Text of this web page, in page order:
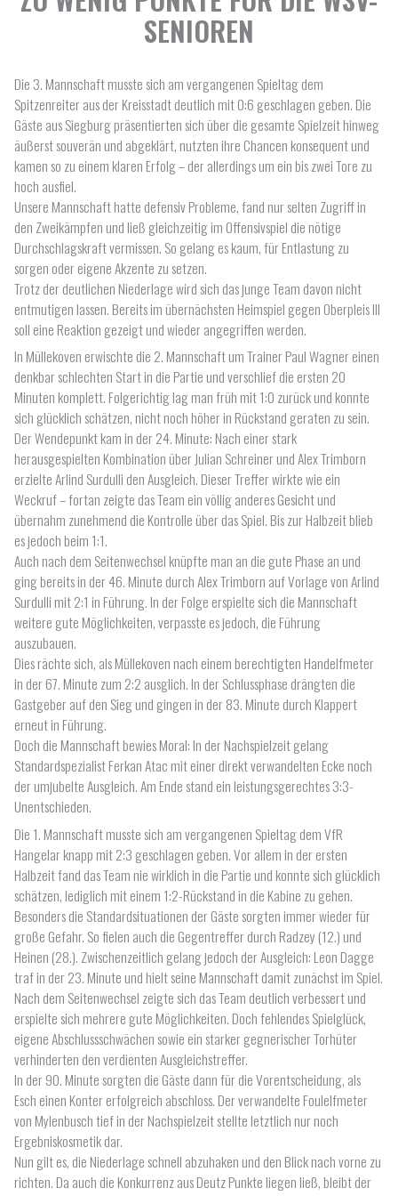
SENIOREN
Die 3. Mannschaft musste sich am vergangenen Spieltag dem
Spitzenreiter aus der Kreisstadt deutlich mit 0:6 geschlagen geben. Die
Gäste aus Siegburg präsentierten sich über die gesamte Spielzeit hinweg
äußerst souverän und abgeklärt, nutzten ihre Chancen konsequent und
kamen so zu einem klaren Erfolg – der allerdings um ein bis zwei Tore zu
hoch ausfiel.
Unsere Mannschaft hatte defensiv Probleme, fand nur selten Zugriff in
den Zweikämpfen und ließ gleichzeitig im Offensivspiel die nötige
Durchschlagskraft vermissen. So gelang es kaum, für Entlastung zu
sorgen oder eigene Akzente zu setzen.
Trotz der deutlichen Niederlage wird sich das junge Team davon nicht
entmutigen lassen. Bereits im übernächsten Heimspiel gegen Oberpleis III
soll eine Reaktion gezeigt und wieder angegriffen werden.
In Müllekoven erwischte die 2. Mannschaft um Trainer Paul Wagner einen
denkbar schlechten Start in die Partie und verschlief die ersten 20
Minuten komplett. Folgerichtig lag man früh mit 1:0 zurück und konnte
sich glücklich schätzen, nicht noch höher in Rückstand geraten zu sein.
Der Wendepunkt kam in der 24. Minute: Nach einer stark
herausgespielten Kombination über Julian Schreiner und Alex Trimborn
erzielte Arlind Surdulli den Ausgleich. Dieser Treffer wirkte wie ein
Weckruf – fortan zeigte das Team ein völlig anderes Gesicht und
übernahm zunehmend die Kontrolle über das Spiel. Bis zur Halbzeit blieb
es jedoch beim 1:1.
Auch nach dem Seitenwechsel knüpfte man an die gute Phase an und
ging bereits in der 46. Minute durch Alex Trimborn auf Vorlage von Arlind
Surdulli mit 2:1 in Führung. In der Folge erspielte sich die Mannschaft
weitere gute Möglichkeiten, verpasste es jedoch, die Führung
auszubauen.
Dies rächte sich, als Müllekoven nach einem berechtigten Handelfmeter
in der 67. Minute zum 2:2 ausglich. In der Schlussphase drängten die
Gastgeber auf den Sieg und gingen in der 83. Minute durch Klappert
erneut in Führung.
Doch die Mannschaft bewies Moral: In der Nachspielzeit gelang
Standardspezialist Ferkan Atac mit einer direkt verwandelten Ecke noch
der umjubelte Ausgleich. Am Ende stand ein leistungsgerechtes 3:3-
Unentschieden.
Die 1. Mannschaft musste sich am vergangenen Spieltag dem VfR
Hangelar knapp mit 2:3 geschlagen geben. Vor allem in der ersten
Halbzeit fand das Team nie wirklich in die Partie und konnte sich glücklich
schätzen, lediglich mit einem 1:2-Rückstand in die Kabine zu gehen.
Besonders die Standardsituationen der Gäste sorgten immer wieder für
große Gefahr. So fielen auch die Gegentreffer durch Radzey (12.) und
Heinen (28.). Zwischenzeitlich gelang jedoch der Ausgleich: Leon Dagge
traf in der 23. Minute und hielt seine Mannschaft damit zunächst im Spiel.
Nach dem Seitenwechsel zeigte sich das Team deutlich verbessert und
erspielte sich mehrere gute Möglichkeiten. Doch fehlendes Spielglück,
eigene Abschlussschwächen sowie ein starker gegnerischer Torhüter
verhinderten den verdienten Ausgleichstreffer.
In der 90. Minute sorgten die Gäste dann für die Vorentscheidung, als
Esch einen Konter erfolgreich abschloss. Der verwandelte Foulelfmeter
von Mylenbusch tief in der Nachspielzeit stellte letztlich nur noch
Ergebniskosmetik dar.
Nun gilt es, die Niederlage schnell abzuhaken und den Blick nach vorne zu
richten. Da auch die Konkurrenz aus Deutz Punkte liegen ließ, bleibt der